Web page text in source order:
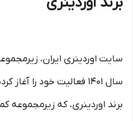
سایت اوردینری ایران،
سال ۱۴۰۱ فعالیت خود را
برند اوردینری، که زیرمجموعه